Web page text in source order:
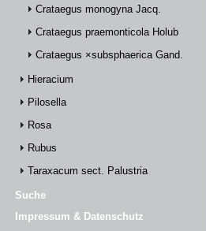
Crataegus monogyna Jacq.
Crataegus praemonticola Holub
Crataegus ×subsphaerica Gand.
Hieracium
Pilosella
Rosa
Rubus
Taraxacum sect. Palustria
Suche
Impressum & Datenschutz